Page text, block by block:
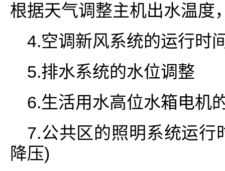
根据天气调整主机出水温度
4.空调新风系统的运行时
5.排水系统的水位调整
6.生活用水高位水箱电机
7.公共区的照明系统运行
降压)